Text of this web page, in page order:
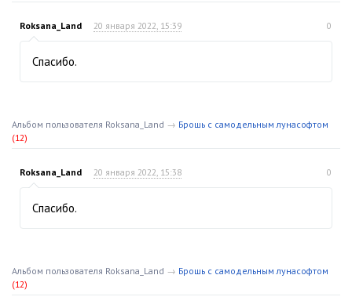
Roksana_Land 20 января 2022, 15:39 0
Спасибо.
Альбом пользователя Roksana_Land → Брошь с самодельным лунасофтом
(12)
Roksana_Land 20 января 2022, 15:38 0
Спасибо.
Альбом пользователя Roksana_Land → Брошь с самодельным лунасофтом
(12)